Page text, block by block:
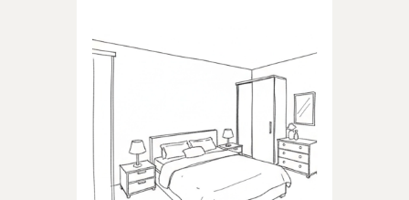
Produkty dedykowane do
sypialni